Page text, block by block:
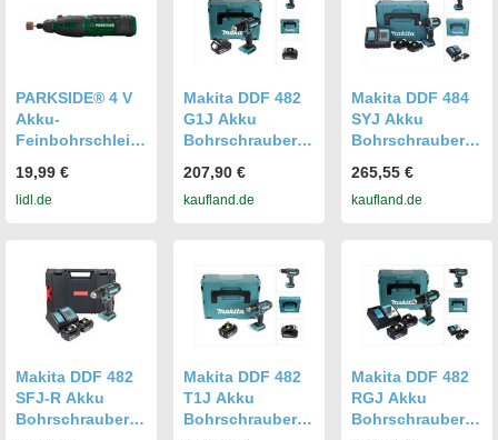
PARKSIDE® 4 V
Akku-
Feinbohrschleife
mit Akku – ohne
Ladegerät
19,99 €
lidl.de
Makita DDF 482
G1J Akku
Bohrschrauber
Akku 6,0 Ah +
Makpac - ohne
207,90 €
kaufland.de
Makita DDF 484
SYJ Akku
Bohrschrauber
Akku 1,5 Ah +
Ladegerät +
265,55 €
kaufland.de
Makita DDF 482
SFJ-R Akku
Bohrschrauber
Makita DDF 482
T1J Akku
Bohrschrauber
Makita DDF 482
RGJ Akku
Bohrschrauber